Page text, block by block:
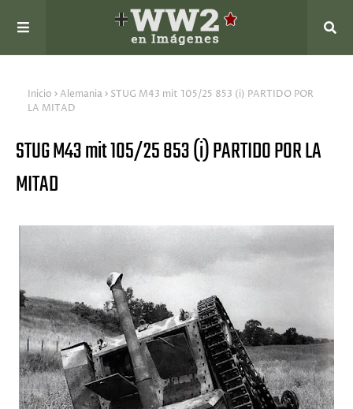
Inicio Alemania
STUG M43 mit 105/25 853 (i) PARTIDO POR
LA MITAD
STUG M43 mit 105/25 853 (i) PARTIDO POR LA
MITAD